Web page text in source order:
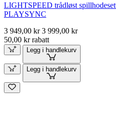
LIGHTSPEED trådløst
PLAYSYNC
3 949,00 kr 3 999,00 kr
50,00 kr rabatt
Legg i handlekurv
Legg i handlekurv